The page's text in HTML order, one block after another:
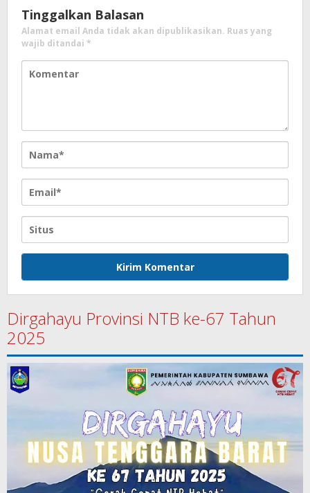
Tinggalkan Balasan
Alamat email Anda tidak akan dipublikasikan. Ruas yang
wajib ditandai *
Dirgahayu Provinsi NTB ke-67 Tahun
2025